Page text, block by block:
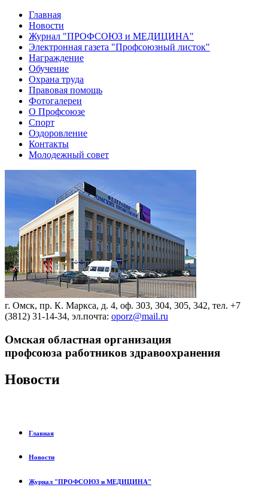
Главная
Новости
Журнал "ПРОФСОЮЗ и МЕДИЦИНА"
Электронная газета "Профсоюзный листок"
Награждение
Обучение
Охрана труда
Правовая помощь
Фотогалереи
О Профсоюзе
Спорт
Оздоровление
Контакты
Молодежный совет
г. Омск, пр. К. Маркса, д. 4, оф. 303, 304, 305, 342, тел. +7
(3812) 31-14-34, эл.почта: oporz@mail.ru
Омская областная организация
профсоюза работников здравоохранения
Новости
Главная
Новости
Журнал "ПРОФСОЮЗ и МЕДИЦИНА"